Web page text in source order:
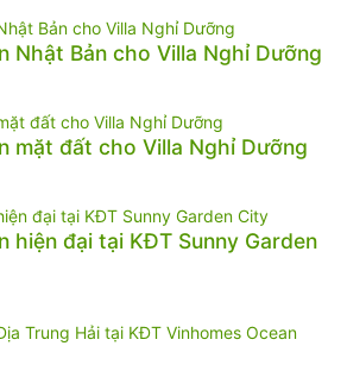
Nhật Bản cho Villa Nghỉ Dưỡng
mặt đất cho Villa Nghỉ Dưỡng
hiện đại tại KĐT Sunny Garden